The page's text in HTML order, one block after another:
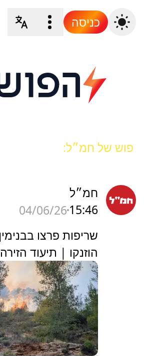
כניסה
פוש של חמ״ל:
חמ״ל
15:46
04/06/26
הוזנקו | תיעוד הזירה